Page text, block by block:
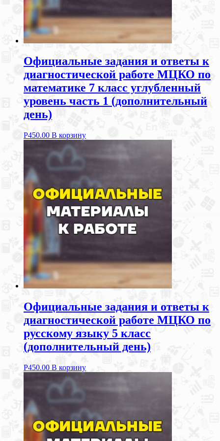
Официальные задания и ответы к
диагностической работе МЦКО по
математике 7 класс углубленный
уровень часть 1 (дополнительный
день)
Р450.00 В корзину
Официальные задания и ответы к
диагностической работе МЦКО по
русскому языку 5 класс
(дополнительный день)
Р450.00 В корзину